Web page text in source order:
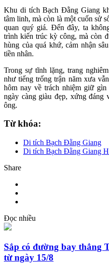
Khu di tích Bạch Đằng Giang
tâm linh, mà còn là một cuốn sử
quan quý giá. Đến đây, ta
trình kiến trúc kỳ công, mà còn
hùng của quá khứ, cảm nhận
tiền nhân.
Trong sự tĩnh lặng, trang
như tiếng trống trận năm xưa
hôm nay về trách nhiệm giữ
ngày càng giàu đẹp, xứng
ông.
Từ khóa:
Di tích Bạch Đằng Giang
Di tích Bạch Đằng Giang
Share
Đọc nhiều
Sắp có đường bay thẳng
từ ngày 15/8